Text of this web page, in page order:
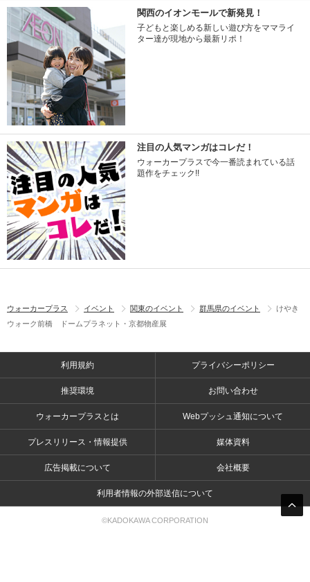
関西のイオンモールで新発見！
子どもと楽しめる新しい遊び方をママライ
ター達が現地から最新リポ！
注目の人気マンガはコレだ！
ウォーカープラスで今一番読まれている話
題作をチェック!!
ウォーカープラス イベント 関東のイベント 群馬県のイベント
けやき
ウォーク前橋 ドームプラネット・京都物産展
利用規約 プライバシーポリシー
推奨環境 お問い合わせ
ウォーカープラスとは Webプッシュ通知について
プレスリリース・情報提供 媒体資料
広告掲載について 会社概要
利用者情報の外部送信について
©KADOKAWA CORPORATION